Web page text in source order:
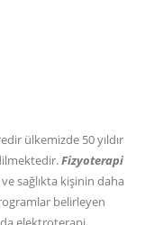
ülkemizde 50 yıldır
Fizyoterapi
sağlıkta kişinin daha
belirleyen